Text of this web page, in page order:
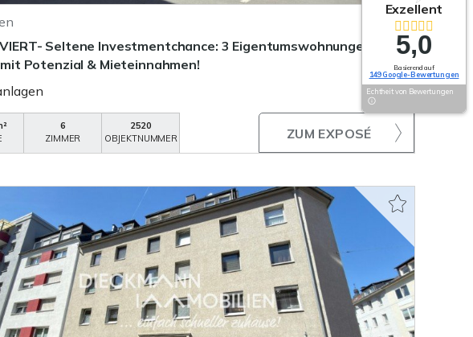
Seltene Investmentchance: 3 Eigentumswohnungen im
Potenzial & Mieteinnahmen!
6
ZIMMER
2520
OBJEKTNUMMER
ZUM EXPOSÉ
Exzellent
5,0
Basierend auf
149 Google-Bewertungen
Echtheit von Bewertungen